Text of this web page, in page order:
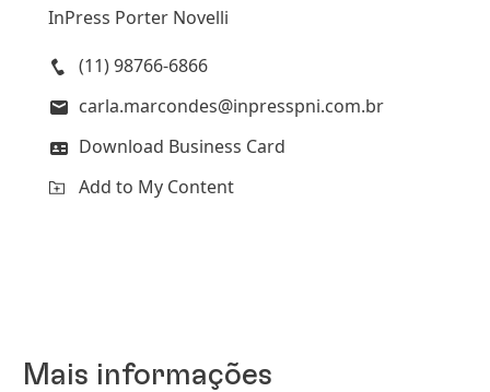
InPress Porter Novelli
(11) 98766-6866
carla.marcondes@inpresspni.com.br
Download Business Card
Add to My Content
Mais informações